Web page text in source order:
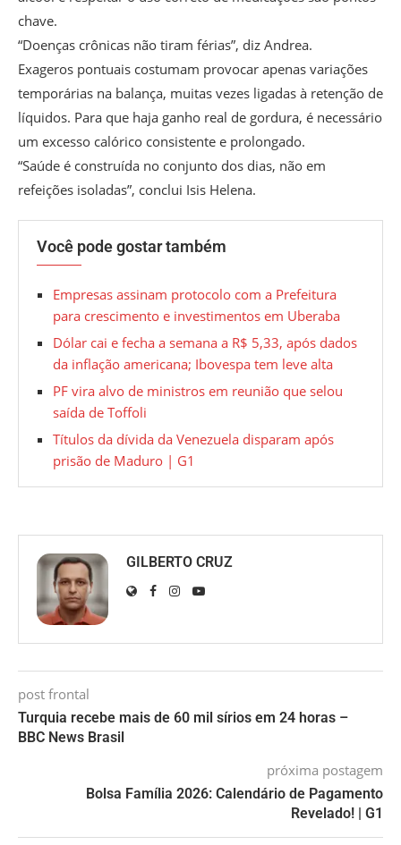
chave.
“Doenças crônicas não tiram férias”, diz Andrea.
Exageros pontuais costumam provocar apenas variações
temporárias na balança, muitas vezes ligadas à retenção de
líquidos. Para que haja ganho real de gordura, é necessário
um excesso calórico consistente e prolongado.
“Saúde é construída no conjunto dos dias, não em
refeições isoladas”, conclui Isis Helena.
Você pode gostar também
Empresas assinam protocolo com a Prefeitura
para crescimento e investimentos em Uberaba
Dólar cai e fecha a semana a R$ 5,33, após dados
da inflação americana; Ibovespa tem leve alta
PF vira alvo de ministros em reunião que selou
saída de Toffoli
Títulos da dívida da Venezuela disparam após
prisão de Maduro | G1
GILBERTO CRUZ
post frontal
Turquia recebe mais de 60 mil sírios em 24 horas –
BBC News Brasil
próxima postagem
Bolsa Família 2026: Calendário de Pagamento
Revelado! | G1